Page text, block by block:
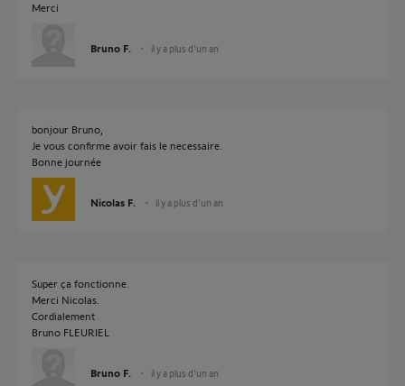
Merci
Bruno F. il y a plus d'un an
bonjour Bruno,
Je vous confirme avoir fais le necessaire.
Bonne journée
Nicolas F. il y a plus d'un an
Super ça fonctionne.
Merci Nicolas.
Cordialement
Bruno FLEURIEL
Bruno F. il y a plus d'un an